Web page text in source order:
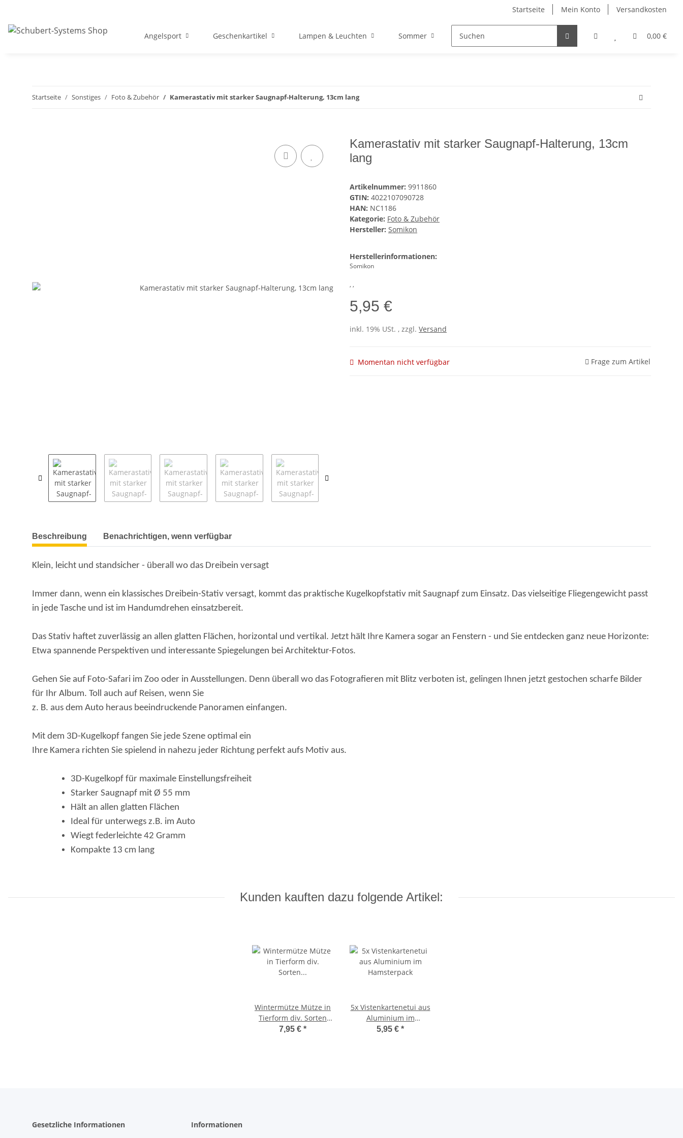
Startseite Mein Konto Versandkosten
0,00 €
Angelsport Geschenkartikel Lampen & Leuchten Sommer Visitenkartenetuis & Zubehör Winter Sonstiges
Startseite Sonstiges Foto & Zubehör Kamerastativ mit starker Saugnapf-Halterung, 13cm lang
Kamerastativ mit starker Saugnapf-Halterung, 13cm
lang
Artikelnummer: 9911860
GTIN: 4022107090728
HAN: NC1186
Kategorie: Foto & Zubehör
Hersteller: Somikon
Herstellerinformationen:
Somikon
, ,
5,95 €
inkl. 19% USt. , zzgl. Versand
Momentan nicht verfügbar Frage zum Artikel
Beschreibung Benachrichtigen, wenn verfügbar
Klein, leicht und standsicher - überall wo das Dreibein versagt
Immer dann, wenn ein klassisches Dreibein-Stativ versagt, kommt das praktische Kugelkopfstativ mit Saugnapf zum Einsatz. Das vielseitige Fliegengewicht passt
in jede Tasche und ist im Handumdrehen einsatzbereit.
Das Stativ haftet zuverlässig an allen glatten Flächen, horizontal und vertikal. Jetzt hält Ihre Kamera sogar an Fenstern - und Sie entdecken ganz neue Horizonte:
Etwa spannende Perspektiven und interessante Spiegelungen bei Architektur-Fotos.
Gehen Sie auf Foto-Safari im Zoo oder in Ausstellungen. Denn überall wo das Fotografieren mit Blitz verboten ist, gelingen Ihnen jetzt gestochen scharfe Bilder
für Ihr Album. Toll auch auf Reisen, wenn Sie
z. B. aus dem Auto heraus beeindruckende Panoramen einfangen.
Mit dem 3D-Kugelkopf fangen Sie jede Szene optimal ein
Ihre Kamera richten Sie spielend in nahezu jeder Richtung perfekt aufs Motiv aus.
3D-Kugelkopf für maximale Einstellungsfreiheit
Starker Saugnapf mit Ø 55 mm
Hält an allen glatten Flächen
Ideal für unterwegs z.B. im Auto
Wiegt federleichte 42 Gramm
Kompakte 13 cm lang
Kunden kauften dazu folgende Artikel:
Wintermütze Mütze in
Tierform div. Sorten
Universalgröße für
7,95 € *
5x Vistenkartenetui aus
Aluminium im
Hamsterpack
5,95 € *
Gesetzliche Informationen Informationen